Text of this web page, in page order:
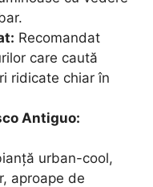
Recomandat
care caută
ridicate chiar în
Antiguo:
urban-cool,
aproape de